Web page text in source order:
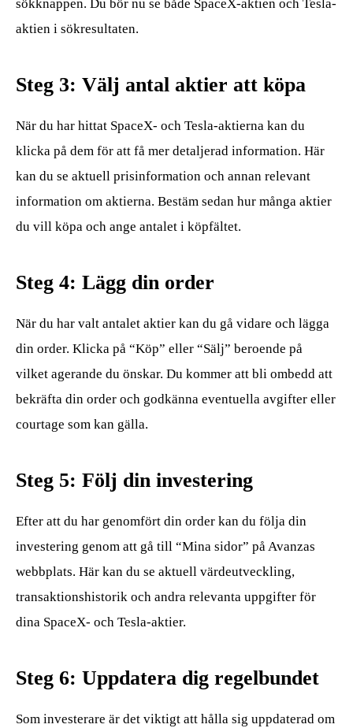
sökknappen. Du bör nu se både SpaceX-aktien och Tesla-
aktien i sökresultaten.
Steg 3: Välj antal aktier att köpa
När du har hittat SpaceX- och Tesla-aktierna kan du
klicka på dem för att få mer detaljerad information. Här
kan du se aktuell prisinformation och annan relevant
information om aktierna. Bestäm sedan hur många aktier
du vill köpa och ange antalet i köpfältet.
Steg 4: Lägg din order
När du har valt antalet aktier kan du gå vidare och lägga
din order. Klicka på “Köp” eller “Sälj” beroende på
vilket agerande du önskar. Du kommer att bli ombedd att
bekräfta din order och godkänna eventuella avgifter eller
courtage som kan gälla.
Steg 5: Följ din investering
Efter att du har genomfört din order kan du följa din
investering genom att gå till “Mina sidor” på Avanzas
webbplats. Här kan du se aktuell värdeutveckling,
transaktionshistorik och andra relevanta uppgifter för
dina SpaceX- och Tesla-aktier.
Steg 6: Uppdatera dig regelbundet
Som investerare är det viktigt att hålla sig uppdaterad om